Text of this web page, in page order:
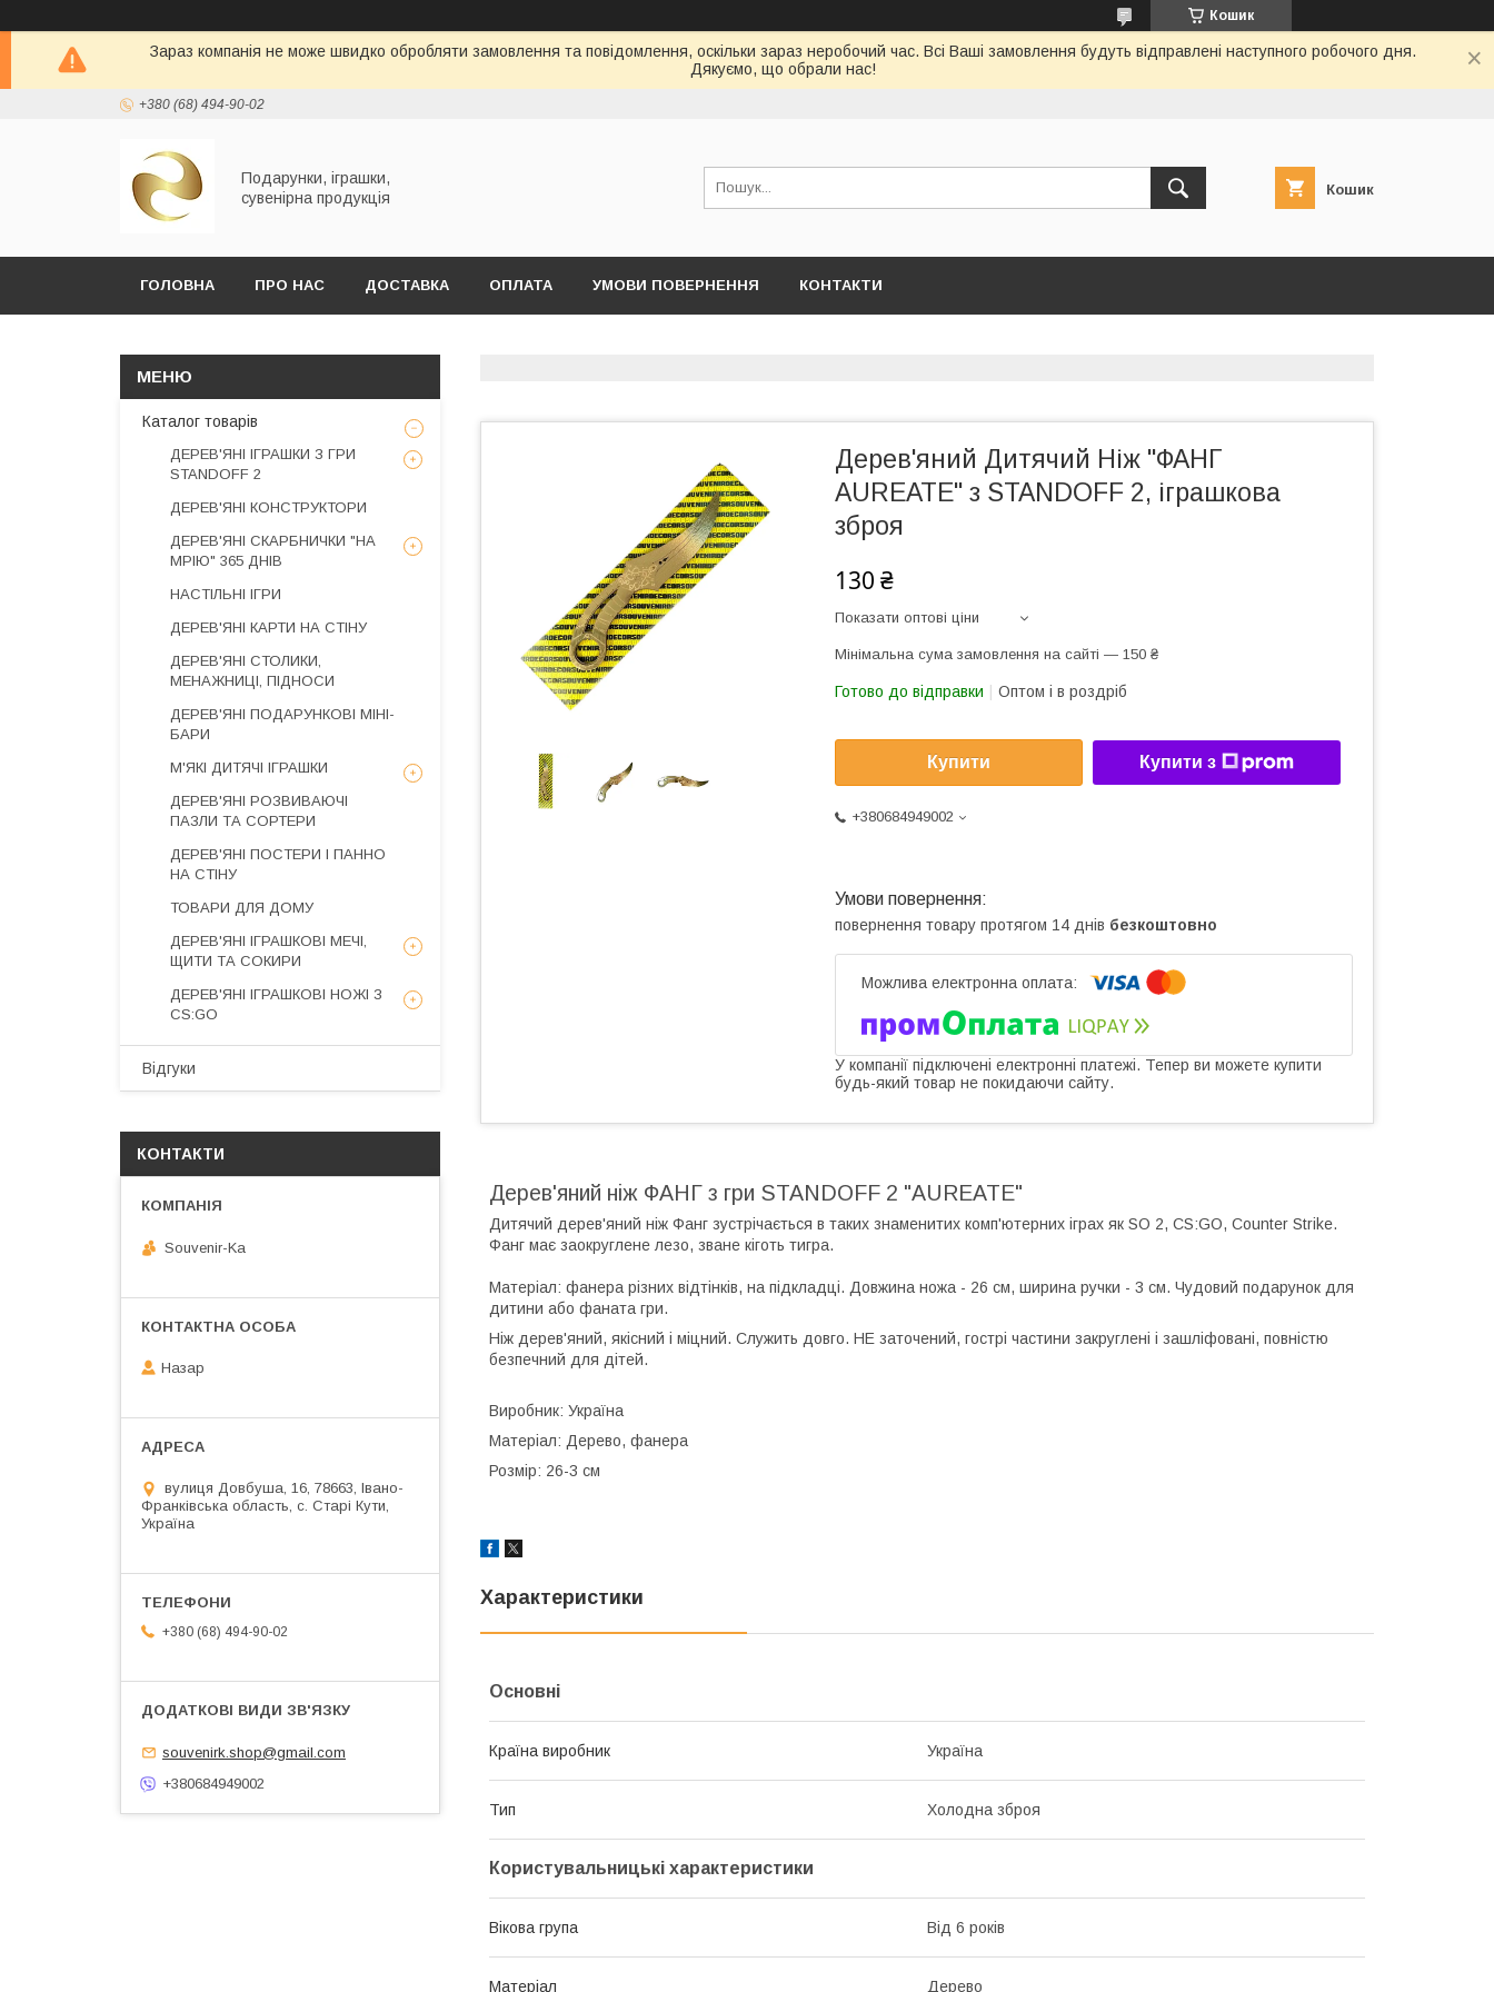
Кошик
Зараз компанія не може швидко обробляти замовлення та повідомлення, оскільки зараз неробочий час. Всі Ваші замовлення будуть відправлені наступного робочого дня.
Дякуємо, що обрали нас!
+380 (68) 494-90-02
Подарунки, іграшки,
сувенірна продукція
Кошик
ГОЛОВНА ПРО НАС ДОСТАВКА ОПЛАТА УМОВИ ПОВЕРНЕННЯ КОНТАКТИ
Дерев'яний Дитячий Ніж "ФАНГ
AUREATE" з STANDOFF 2, іграшкова
зброя
130 ₴
Показати оптові ціни
Мінімальна сума замовлення на сайті — 150 ₴
Готово до відправки Оптом і в роздріб
Купити Купити з
+380684949002
повернення товару протягом 14 днів безкоштовно
У компанії підключені електронні платежі. Тепер ви можете купити
будь-який товар не покидаючи сайту.
Дерев'яний ніж ФАНГ з гри STANDOFF 2 "AUREATE"
Дитячий дерев'яний ніж Фанг зустрічається в таких знаменитих комп'ютерних іграх як SO 2, CS:GO, Counter Strike.
Фанг має заокруглене лезо, зване кіготь тигра.
Матеріал: фанера різних відтінків, на підкладці. Довжина ножа - 26 см, ширина ручки - 3 см. Чудовий подарунок для
дитини або фаната гри.
Ніж дерев'яний, якісний і міцний. Служить довго. НЕ заточений, гострі частини закруглені і зашліфовані, повністю
безпечний для дітей.
Виробник: Україна
Матеріал: Дерево, фанера
Розмір: 26-3 см
Характеристики
Основні
Країна виробник Україна
Тип Холодна зброя
Користувальницькі характеристики
Вікова група Від 6 років
Матеріал Дерево
Каталог товарів
ДЕРЕВ'ЯНІ ІГРАШКИ З ГРИ
STANDOFF 2
ДЕРЕВ'ЯНІ КОНСТРУКТОРИ
ДЕРЕВ'ЯНІ СКАРБНИЧКИ "НА
МРІЮ" 365 ДНІВ
НАСТІЛЬНІ ІГРИ
ДЕРЕВ'ЯНІ КАРТИ НА СТІНУ
ДЕРЕВ'ЯНІ СТОЛИКИ,
МЕНАЖНИЦІ, ПІДНОСИ
ДЕРЕВ'ЯНІ ПОДАРУНКОВІ МІНІ-
БАРИ
М'ЯКІ ДИТЯЧІ ІГРАШКИ
ДЕРЕВ'ЯНІ РОЗВИВАЮЧІ
ПАЗЛИ ТА СОРТЕРИ
ДЕРЕВ'ЯНІ ПОСТЕРИ І ПАННО
НА СТІНУ
ТОВАРИ ДЛЯ ДОМУ
ДЕРЕВ'ЯНІ ІГРАШКОВІ МЕЧІ,
ЩИТИ ТА СОКИРИ
ДЕРЕВ'ЯНІ ІГРАШКОВІ НОЖІ З
CS:GO
Відгуки
КОНТАКТИ
Souvenir-Ka
Назар
вулиця Довбуша, 16, 78663, Івано-
Франківська область, с. Старі Кути,
Україна
+380 (68) 494-90-02
souvenirk.shop@gmail.com
+380684949002